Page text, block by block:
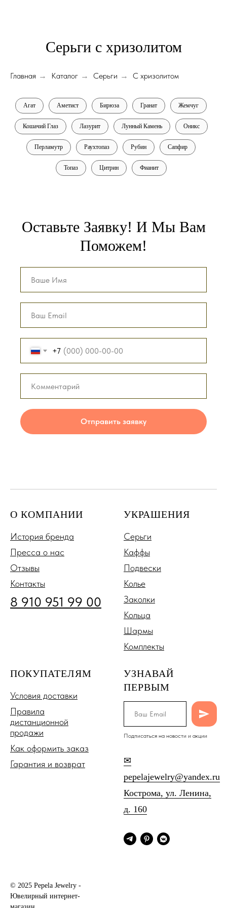
Серьги с хризолитом
Главная → Каталог → Серьги → С хризолитом
Агат Аметист Бирюза Гранат Жемчуг
Кошачий Глаз Лазурит Лунный Камень Оникс
Перламутр Раухтопаз Рубин Сапфир
Топаз Цитрин Фианит
Оставьте Заявку! И Мы Вам
Поможем!
+7
Отправить заявку
О КОМПАНИИ
История бренда
Пресса о нас
Отзывы
Контакты
8 910 951 99 00
УКРАШЕНИЯ
Серьги
Каффы
Подвески
Колье
Заколки
Кольца
Шармы
Комплекты
ПОКУПАТЕЛЯМ
Условия доставки
Правила
дистанционной
продажи
Как оформить заказ
Гарантия и возврат
УЗНАВАЙ
ПЕРВЫМ
Подписаться на новости и акции
✉
pepelajewelry@yandex.ru
Кострома, ул. Ленина,
д. 160
© 2025 Pepela Jewelry -
Ювелирный интернет-